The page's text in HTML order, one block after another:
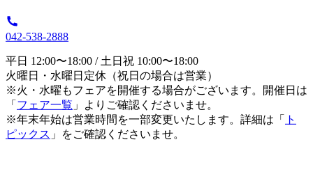
042-538-2888
平日 12:00〜18:00 / 土日祝 10:00〜18:00
火曜日・水曜日定休（祝日の場合は営業）
※火・水曜もフェアを開催する場合がございます。開催日は
「 フェア一覧 」よりご確認くださいませ。
※年末年始は営業時間を一部変更いたします。詳細は「
ト
ピックス 」をご確認くださいませ。